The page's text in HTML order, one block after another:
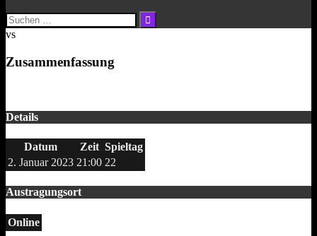
Suchen
nach:
vs
Zusammenfassung
Details
Datum Zeit Spieltag
2. Januar 2023 21:00 22
Austragungsort
Online